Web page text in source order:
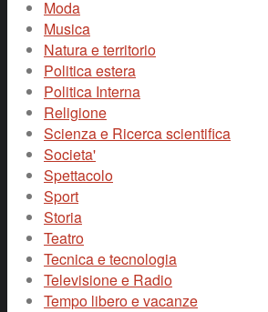
Moda
Musica
Natura e territorio
Politica estera
Politica Interna
Religione
Scienza e Ricerca scientifica
Societa'
Spettacolo
Sport
Storia
Teatro
Tecnica e tecnologia
Televisione e Radio
Tempo libero e vacanze